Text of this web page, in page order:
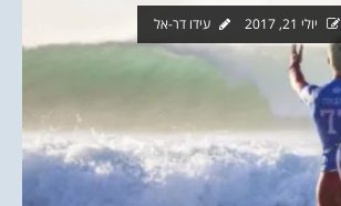
יולי 21, 2017 עידו דר-אל